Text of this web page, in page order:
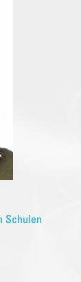
Schulen